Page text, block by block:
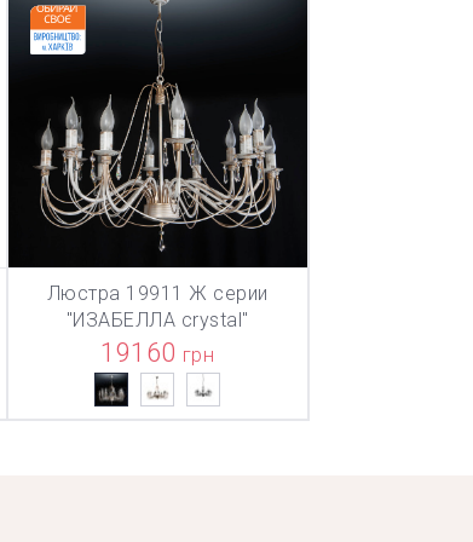
ТОВАР ДОБАВЛЕН В КОРЗИНУ
В КОРЗИНУ
Люстра 19911 Ж серии
"ИЗАБЕЛЛА crystal"
19160 грн